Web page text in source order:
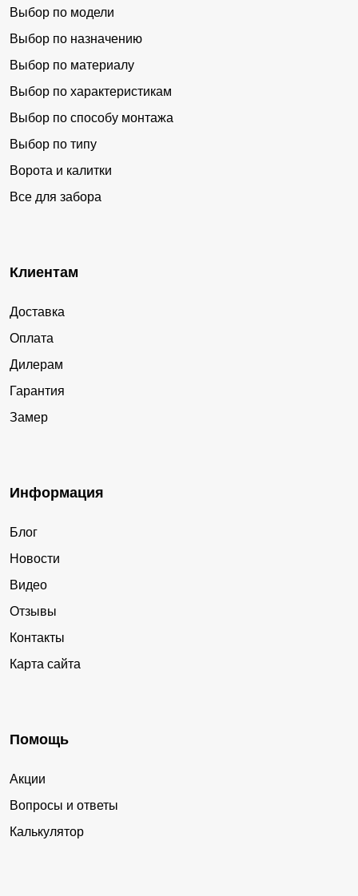
Выбор по модели
Выбор по назначению
Выбор по материалу
Выбор по характеристикам
Выбор по способу монтажа
Выбор по типу
Ворота и калитки
Все для забора
Клиентам
Доставка
Оплата
Дилерам
Гарантия
Замер
Информация
Блог
Новости
Видео
Отзывы
Контакты
Карта сайта
Помощь
Акции
Вопросы и ответы
Калькулятор